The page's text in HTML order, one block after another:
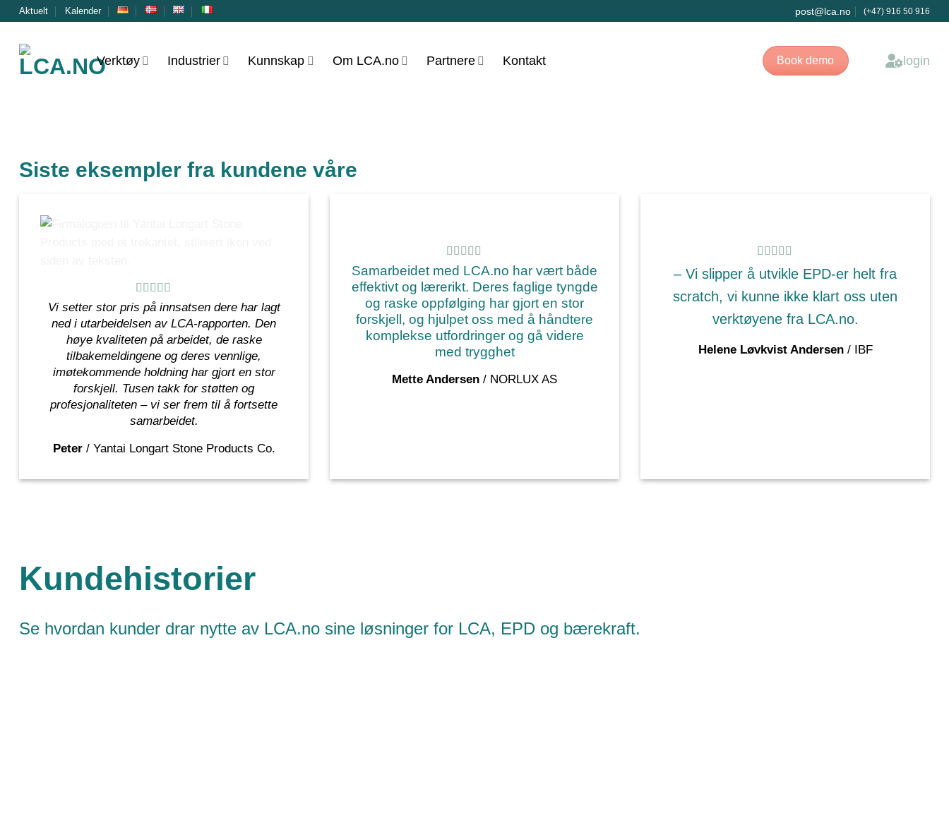
Skip
to
content
Aktuelt Kalender post@lca.no (+47) 916 50 916
Verktøy Industrier Kunnskap Om LCA.no Partnere Kontakt Book demo login
Siste eksempler fra kundene våre
Vi setter stor pris på innsatsen dere har lagt
ned i utarbeidelsen av LCA-rapporten. Den
høye kvaliteten på arbeidet, de raske
tilbakemeldingene og deres vennlige,
imøtekommende holdning har gjort en stor
forskjell. Tusen takk for støtten og
profesjonaliteten – vi ser frem til å fortsette
samarbeidet.
Peter / Yantai Longart Stone Products Co.
Samarbeidet med LCA.no har vært både
effektivt og lærerikt. Deres faglige tyngde
og raske oppfølging har gjort en stor
forskjell, og hjulpet oss med å håndtere
komplekse utfordringer og gå videre
med trygghet
Mette Andersen / NORLUX AS
– Vi slipper å utvikle EPD-er helt fra
scratch, vi kunne ikke klart oss uten
verktøyene fra LCA.no.
Helene Løvkvist Andersen / IBF
Kundehistorier
Se hvordan kunder drar nytte av LCA.no sine løsninger for LCA, EPD og bærekraft.